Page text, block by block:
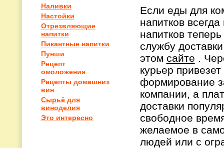
Наливки
Настойки
Отрезвляющие
напитки
Пикантные напитки
Пунши
Рецепт
омоложения
Рецепты домашних
вин
Сырьё для
виноделия
Это интересно
Если еды для
напитков
напитков
службу
этом сайте .
курьер
формирование
компании, а
доставки
свободное
желаемое в
людей или с